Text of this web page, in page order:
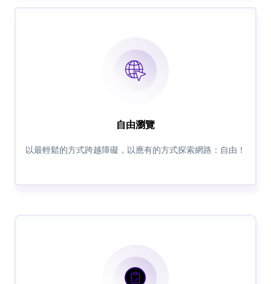
自由瀏覽
以最輕鬆的方式跨越障礙，以應有的方式探索網路：自由！